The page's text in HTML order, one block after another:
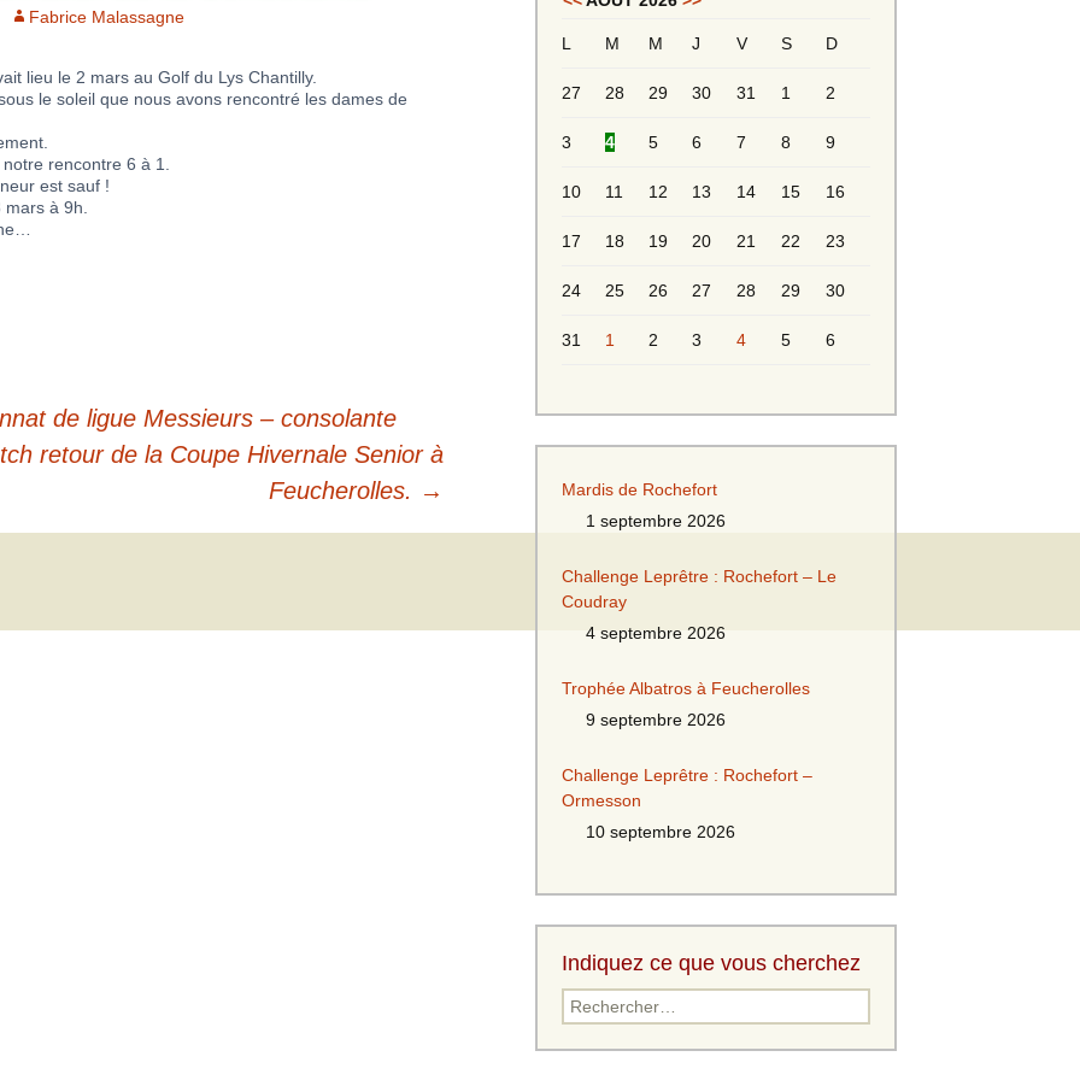
Charte pour les joueurs
des équipes
Equipe Mid-Amateurs
Dames
Equipe Senior Dames
Messieurs 2ème série
Messieurs Golden
Fabrice Malassagne
lieu le 2 mars au Golf du Lys Chantilly.
le soleil que nous avons rencontré les dames de
rencontre 6 à 1.
est sauf !
à 9h.
de ligue Messieurs – consolante
retour de la Coupe Hivernale Senior à
Feucherolles. →
L M M J V S D
27 28 29 30 31 1 2
3 4 5 6 7 8 9
10 11 12 13 14 15 16
17 18 19 20 21 22 23
24 25 26 27 28 29 30
31 1 2 3 4 5 6
Mardis de Rochefort
1 septembre 2026
Challenge Leprêtre : Rochefort – Le
Coudray
4 septembre 2026
Trophée Albatros à Feucherolles
9 septembre 2026
Challenge Leprêtre : Rochefort –
Ormesson
10 septembre 2026
Indiquez ce que vous cherchez